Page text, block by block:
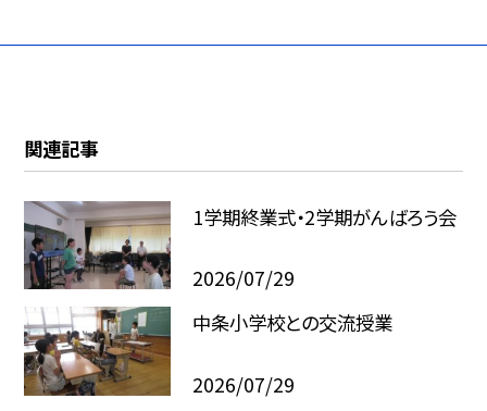
関連記事
1学期終業式・2学期がんばろう会
2026/07/29
中条小学校との交流授業
2026/07/29